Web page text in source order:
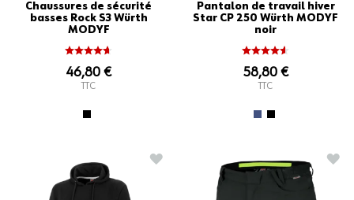
Chaussures de sécurité
basses Rock S3 Würth
MODYF
46,80 €
TTC
Pantalon de travail hiver
Star CP 250 Würth MODYF
noir
58,80 €
TTC
AJOUTER À LA LISTE D'ACHATS